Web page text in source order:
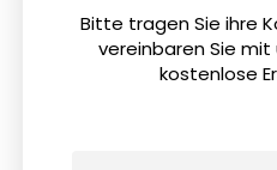
Bitte tragen Sie ihre
vereinbaren Sie mit
kostenlose